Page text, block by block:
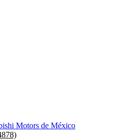
Motors de México